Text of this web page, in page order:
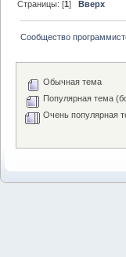
Страницы: [1]Вверх
Сообщество
Обычная тема
Популярная тема
Очень популярная